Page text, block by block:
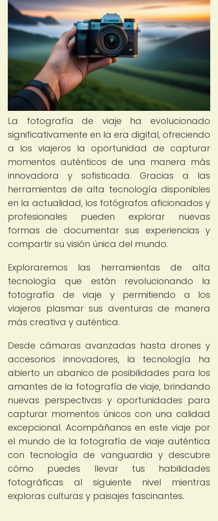
La fotografía de viaje ha evolucionado
significativamente en la era digital, ofreciendo
a los viajeros la oportunidad de capturar
momentos auténticos de una manera más
innovadora y sofisticada. Gracias a las
herramientas de alta tecnología disponibles
en la actualidad, los fotógrafos aficionados y
profesionales pueden explorar nuevas
formas de documentar sus experiencias y
compartir su visión única del mundo.
Exploraremos las herramientas de alta
tecnología que están revolucionando la
fotografía de viaje y permitiendo a los
viajeros plasmar sus aventuras de manera
más creativa y auténtica.
Desde cámaras avanzadas hasta drones y
accesorios innovadores, la tecnología ha
abierto un abanico de posibilidades para los
amantes de la fotografía de viaje, brindando
nuevas perspectivas y oportunidades para
capturar momentos únicos con una calidad
excepcional. Acompáñanos en este viaje por
el mundo de la fotografía de viaje auténtica
con tecnología de vanguardia y descubre
cómo puedes llevar tus habilidades
fotográficas al siguiente nivel mientras
exploras culturas y paisajes fascinantes.